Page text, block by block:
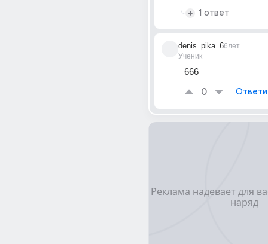
1 ответ
denis_pika_6
Ученик
6лет
666
0